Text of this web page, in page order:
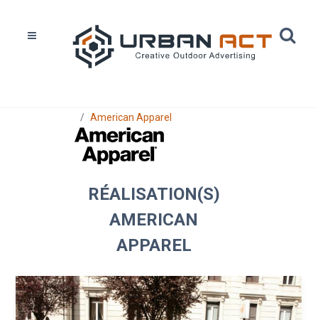
American Apparel
RÉALISATION(S)
AMERICAN
APPAREL